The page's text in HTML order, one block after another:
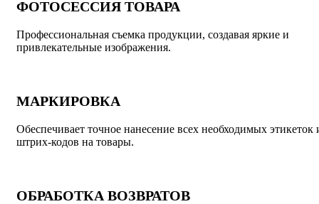
ФОТОСЕССИЯ ТОВАРА
Профессиональная съемка продукции, создавая яркие и
привлекательные изображения.
МАРКИРОВКА
Обеспечивает точное нанесение всех необходимых этикеток
штрих-кодов на товары.
ОБРАБОТКА ВОЗВРАТОВ